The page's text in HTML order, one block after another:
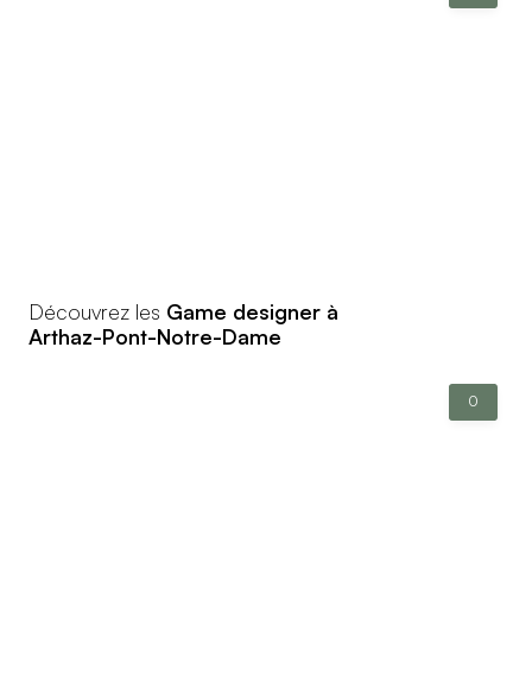
Découvrez les Game designer à
Arthaz-Pont-Notre-Dame
0